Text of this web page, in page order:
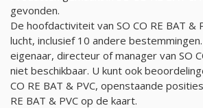
gevonden.
De hoofdactiviteit van SO CO RE BAT &
lucht, inclusief 10 andere
eigenaar, directeur of manager van SO
niet beschikbaar. U kunt ook
CO RE BAT & PVC, openstaande
RE BAT & PVC op de kaart.